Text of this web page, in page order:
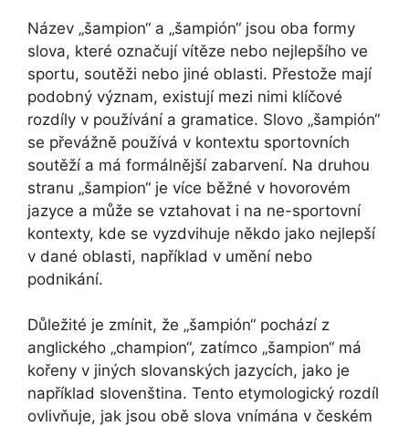
Název „šampion“ a „šampión“ jsou oba formy
slova, které označují vítěze nebo nejlepšího ve
sportu, soutěži nebo jiné oblasti. Přestože mají
podobný význam, existují mezi nimi klíčové
rozdíly v používání a gramatice. Slovo „šampión“
se převážně používá v kontextu sportovních
soutěží a má formálnější zabarvení. Na druhou
stranu „šampion“ je více běžné v hovorovém
jazyce a může se vztahovat i na ne-sportovní
kontexty, kde se vyzdvihuje někdo jako nejlepší
v dané oblasti, například v umění nebo
podnikání.
Důležité je zmínit, že „šampión“ pochází z
anglického „champion“, zatímco „šampion“ má
kořeny v jiných slovanských jazycích, jako je
například slovenština. Tento etymologický rozdíl
ovlivňuje, jak jsou obě slova vnímána v českém